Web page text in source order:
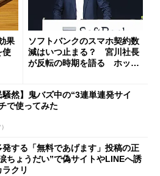
果
使
ソフトバンクのスマホ契約数
減はいつ止まる？ 宮川社長
が反転の時期を語る ホッピ
騒然】鬼バズ中の“3連単連発サイ
で使ってみた
発する「無料であげます」投稿の正
ょうだい”で偽サイトやLINEへ誘
クリ